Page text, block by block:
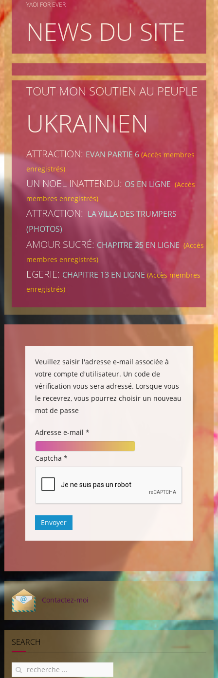
YAOI FOR EVER
NEWS DU SITE
TOUT MON SOUTIEN AU PEUPLE
UKRAINIEN
ATTRACTION: EVAN PARTIE 6 (Accès membres
enregistrés)
UN NOEL INATTENDU: OS EN LIGNE (Accès
membres enregistrés)
ATTRACTION: LA VILLA DES TRUMPERS
(PHOTOS)
AMOUR SUCRÉ: CHAPITRE 25 EN LIGNE (Accès
membres enregistrés)
EGERIE: CHAPITRE 13 EN LIGNE (Accès membres
enregistrés)
Veuillez saisir l'adresse e-mail associée à
votre compte d'utilisateur. Un code de
vérification vous sera adressé. Lorsque vous
le recevrez, vous pourrez choisir un nouveau
mot de passe
Adresse e-mail *
Captcha *
Envoyer
Contactez-moi
SEARCH